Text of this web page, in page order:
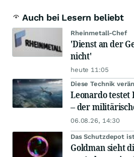
Auch bei Lesern beliebt
Rheinmetall-Chef
'Dienst an der
nicht'
heute 11:05
Diese Technik
Leonardo testet
– der
06.08.26, 14:30
Das Schutzdepot
Goldman sieht